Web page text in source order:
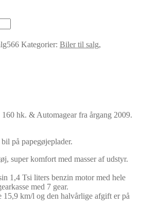
Kategorier: Biler til salg,
hk. & Automagear fra årgang 2009.
på papegøjeplader.
super komfort med masser af udstyr.
1,4 Tsi liters benzin motor med hele
med 7 gear.
km/l og den halvårlige afgift er på